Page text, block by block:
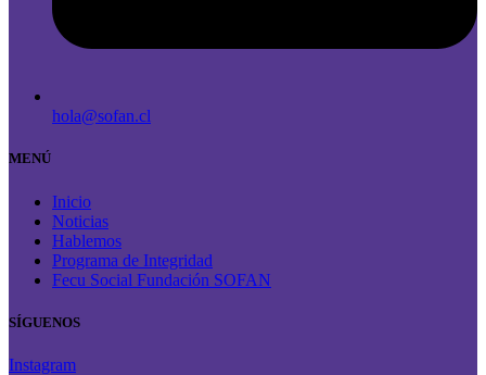
hola@sofan.cl
MENÚ
Inicio
Noticias
Hablemos
Programa de Integridad
Fecu Social Fundación SOFAN
SÍGUENOS
Instagram